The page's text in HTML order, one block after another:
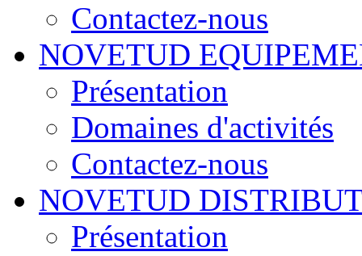
Contactez-nous
NOVETUD
Présentation
Domaines d'activités
Contactez-nous
NOVETUD
Présentation